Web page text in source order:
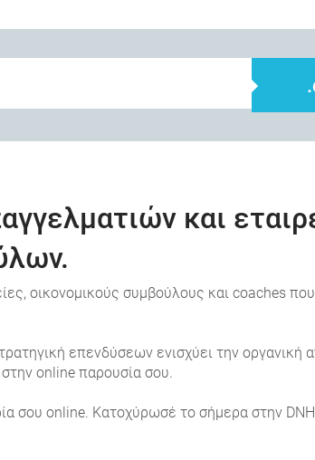
και
οικονομικούς συμβούλους και coaches
επενδύσεων ενισχύει την οργανική
online παρουσία σου.
σου online. Κατοχύρωσέ το σήμερα στην